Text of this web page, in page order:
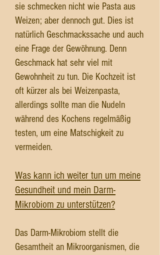
sie schmecken nicht wie Pasta aus
Weizen; aber dennoch gut. Dies ist
natürlich Geschmackssache und auch
eine Frage der Gewöhnung. Denn
Geschmack hat sehr viel mit
Gewohnheit zu tun. Die Kochzeit ist
oft kürzer als bei Weizenpasta,
allerdings sollte man die Nudeln
während des Kochens regelmäßig
testen, um eine Matschigkeit zu
vermeiden.
Was kann ich weiter tun um meine
Gesundheit und mein Darm-
Mikrobiom zu unterstützen?
Das Darm-Mikrobiom stellt die
Gesamtheit an Mikroorganismen, die